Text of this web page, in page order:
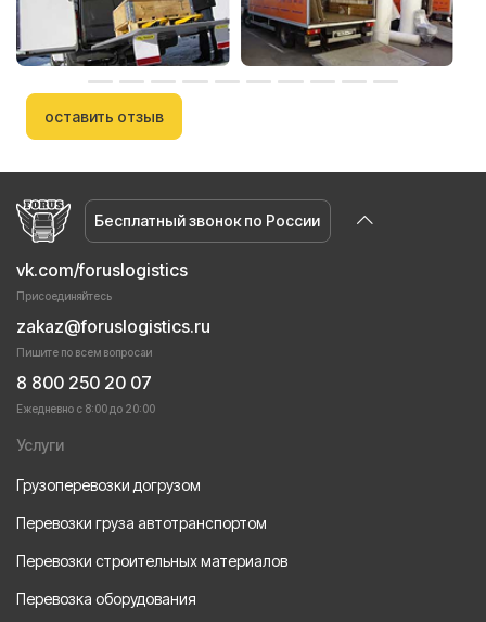
оставить отзыв
Бесплатный звонок по России
vk.com/foruslogistics
Присоединяйтесь
zakaz@foruslogistics.ru
Пишите по всем вопросаи
8 800 250 20 07
Ежедневно с 8:00 до 20:00
Услуги
Грузоперевозки догрузом
Перевозки груза автотранспортом
Перевозки строительных материалов
Перевозка оборудования